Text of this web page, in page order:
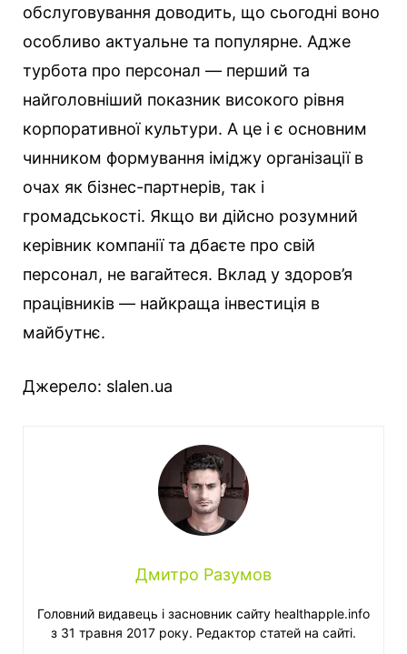
обслуговування доводить, що сьогодні воно
особливо актуальне та популярне. Адже
турбота про персонал — перший та
найголовніший показник високого рівня
корпоративної культури. А це і є основним
чинником формування іміджу організації в
очах як бізнес-партнерів, так і
громадськості. Якщо ви дійсно розумний
керівник компанії та дбаєте про свій
персонал, не вагайтеся. Вклад у здоров’я
працівників — найкраща інвестиція в
майбутнє.
Джерело: slalen.ua
Дмитро Разумов
Головний видавець і засновник сайту healthapple.info
з 31 травня 2017 року. Редактор статей на сайті.